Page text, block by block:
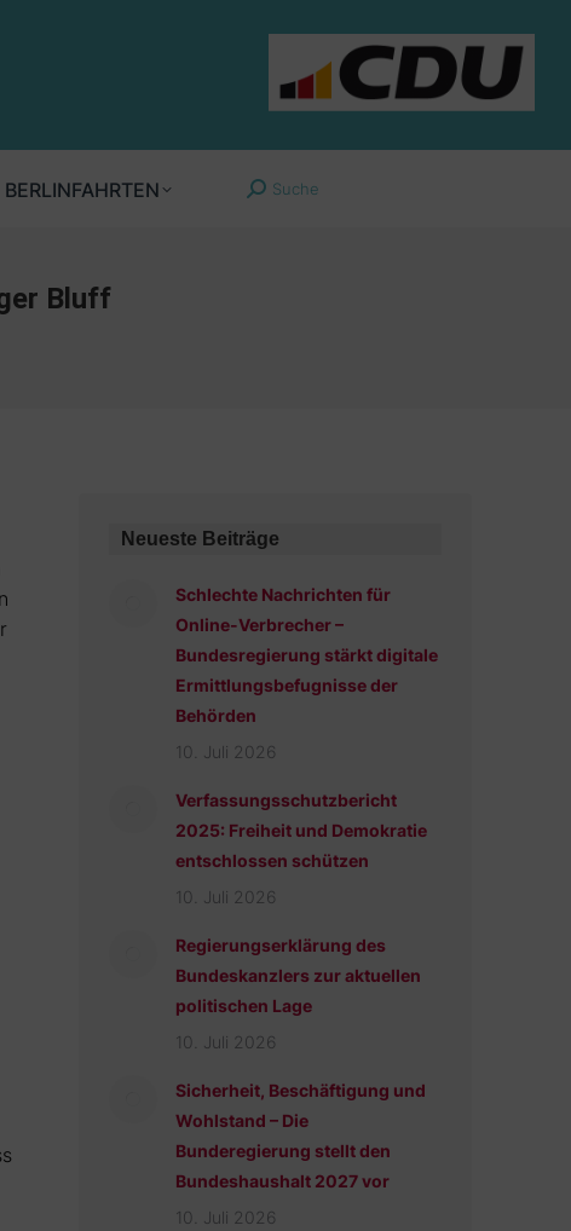
BERLINFAHRTEN Search:
Suche
Bluff
Neueste Beiträge
Schlechte Nachrichten für
Online-Verbrecher –
Bundesregierung stärkt digitale
Ermittlungsbefugnisse der
Behörden
10. Juli 2026
Verfassungsschutzbericht
2025: Freiheit und Demokratie
entschlossen schützen
10. Juli 2026
Regierungserklärung des
Bundeskanzlers zur aktuellen
politischen Lage
10. Juli 2026
Sicherheit, Beschäftigung und
Wohlstand – Die
Bunderegierung stellt den
Bundeshaushalt 2027 vor
10. Juli 2026